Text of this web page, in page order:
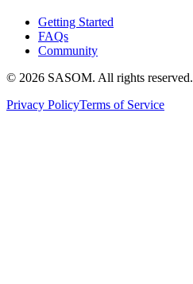
Getting Started
FAQs
Community
© 2026 SASOM. All rights reserved.
Privacy PolicyTerms of Service